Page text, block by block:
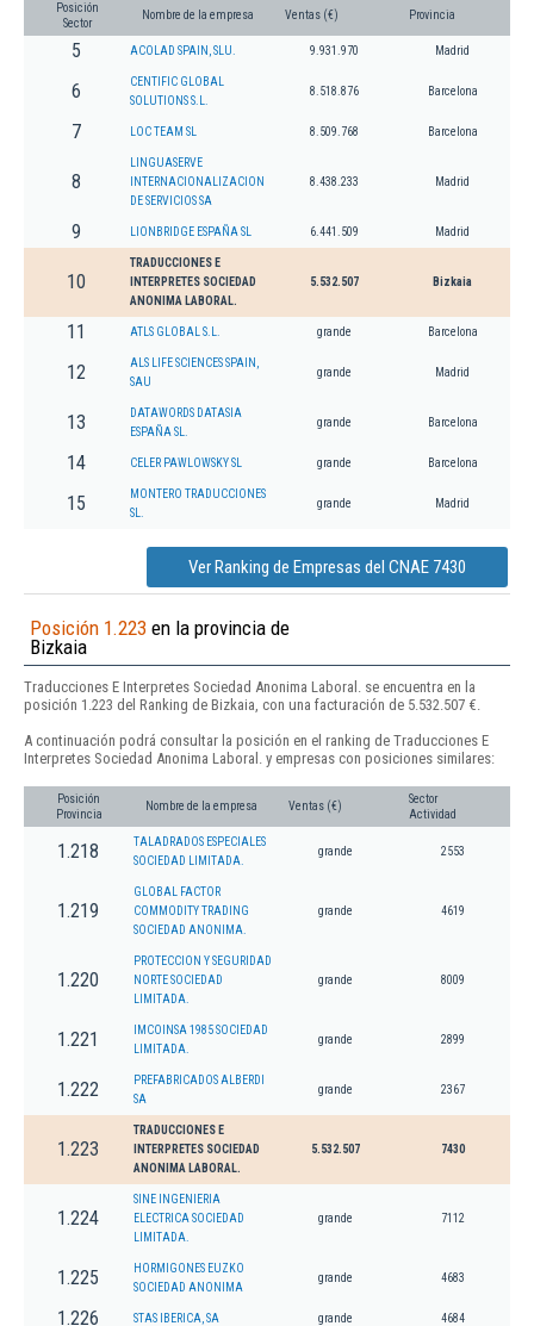
Posición
Sector
Nombre de la empresa Ventas (€) Provincia
5 ACOLAD SPAIN, SLU. 9.931.970 Madrid
6
CENTIFIC GLOBAL
SOLUTIONS S.L.
8.518.876 Barcelona
7 LOC TEAM SL 8.509.768 Barcelona
8
LINGUASERVE
INTERNACIONALIZACION
DE SERVICIOS SA
8.438.233 Madrid
9 LIONBRIDGE ESPAÑA SL 6.441.509 Madrid
10
TRADUCCIONES E
INTERPRETES SOCIEDAD
ANONIMA LABORAL.
5.532.507 Bizkaia
11 ATLS GLOBAL S.L. grande Barcelona
12
ALS LIFE SCIENCES SPAIN,
SAU
grande Madrid
13
DATAWORDS DATASIA
ESPAÑA SL.
grande Barcelona
14 CELER PAWLOWSKY SL grande Barcelona
15
MONTERO TRADUCCIONES
SL.
grande Madrid
Ver Ranking de Empresas del CNAE 7430
Posición 1.223 en la provincia de
Bizkaia
Traducciones E Interpretes Sociedad Anonima Laboral. se encuentra en la
posición 1.223 del Ranking de Bizkaia, con una facturación de 5.532.507 €.
A continuación podrá consultar la posición en el ranking de Traducciones E
Interpretes Sociedad Anonima Laboral. y empresas con posiciones similares:
Posición
Provincia
Nombre de la empresa Ventas (€)
Sector
Actividad
1.218
TALADRADOS ESPECIALES
SOCIEDAD LIMITADA.
grande 2553
1.219
GLOBAL FACTOR
COMMODITY TRADING
SOCIEDAD ANONIMA.
grande 4619
1.220
PROTECCION Y SEGURIDAD
NORTE SOCIEDAD
LIMITADA.
grande 8009
1.221
IMCOINSA 1985 SOCIEDAD
LIMITADA.
grande 2899
1.222
PREFABRICADOS ALBERDI
SA
grande 2367
1.223
TRADUCCIONES E
INTERPRETES SOCIEDAD
ANONIMA LABORAL.
5.532.507 7430
1.224
SINE INGENIERIA
ELECTRICA SOCIEDAD
LIMITADA.
grande 7112
1.225
HORMIGONES EUZKO
SOCIEDAD ANONIMA
grande 4683
1.226 STAS IBERICA, SA grande 4684